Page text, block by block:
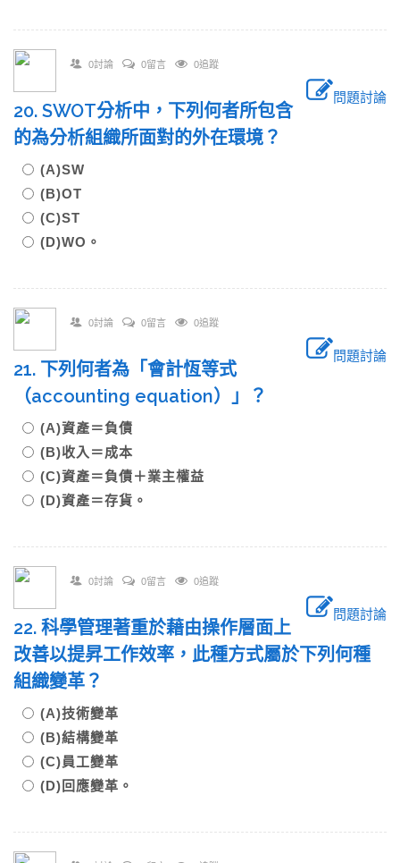
0討論 0留言 0追蹤
問題討論
20. SWOT分析中，下列何者所包含
的為分析組織所面對的外在環境？
(A)SW
(B)OT
(C)ST
(D)WO。
0討論 0留言 0追蹤
問題討論
21. 下列何者為「會計恆等式
（accounting equation）」？
(A)資產＝負債
(B)收入＝成本
(C)資產＝負債＋業主權益
(D)資產＝存貨。
0討論 0留言 0追蹤
問題討論
22. 科學管理著重於藉由操作層面上
改善以提昇工作效率，此種方式屬於下列何種
組織變革？
(A)技術變革
(B)結構變革
(C)員工變革
(D)回應變革。